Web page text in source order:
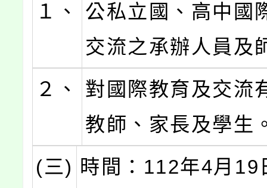
１、
公私立國、高中國
交流之承辦人員及
２、
對國際教育及交流
教師、家長及學生
(三) 時間：112年4月19